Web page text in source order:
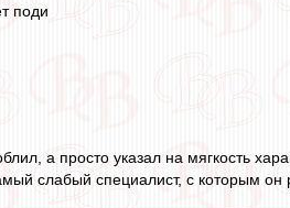
поди
а просто указал на мягкость
слабый специалист, с которым он